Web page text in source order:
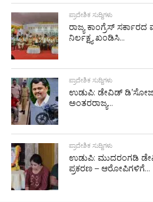
ಪ್ರಾದೇಶಿಕ ಸುದ್ದಿಗಳು
ರಾಜ್ಯ ಕಾಂಗ್ರೆಸ್ ಸರ್ಕಾರದ
ನಿರ್ಲಕ್ಷ್ಯ ಖಂಡಿಸಿ...
ಪ್ರಾದೇಶಿಕ ಸುದ್ದಿಗಳು
ಉಡುಪಿ: ಡೇವಿಡ್ ಡಿ’ಸೋಜಾ
ಅಂತರರಾಜ್ಯ...
ಪ್ರಾದೇಶಿಕ ಸುದ್ದಿಗಳು
ಉಡುಪಿ: ಮುದರಂಗಡಿ
ಪ್ರಕರಣ – ಆರೋಪಿಗಳಿಗೆ...